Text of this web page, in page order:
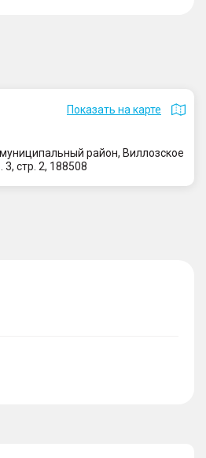
Показать на карте
район, Виллозское
3, стр. 2, 188508